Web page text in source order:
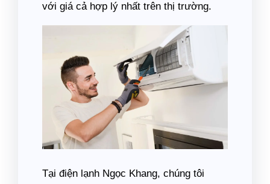
với giá cả hợp lý nhất trên thị trường.
Tại điện lạnh Ngọc Khang, chúng tôi